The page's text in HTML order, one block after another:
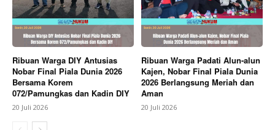
Ribuan Warga DIY Antusias
Nobar Final Piala Dunia 2026
Bersama Korem
072/Pamungkas dan Kadin DIY
20 Juli 2026
Ribuan Warga Padati Alun-alun
Kajen, Nobar Final Piala Dunia
2026 Berlangsung Meriah dan
Aman
20 Juli 2026